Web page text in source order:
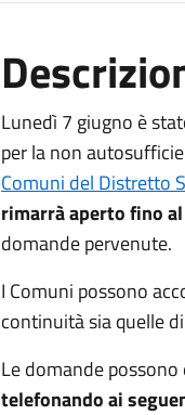
Lunedì 7 giugno è
per la non
Comuni del Distretto
rimarrà aperto fino
domande pervenute.
I Comuni possono
continuità sia quelle
Le domande
telefonando ai